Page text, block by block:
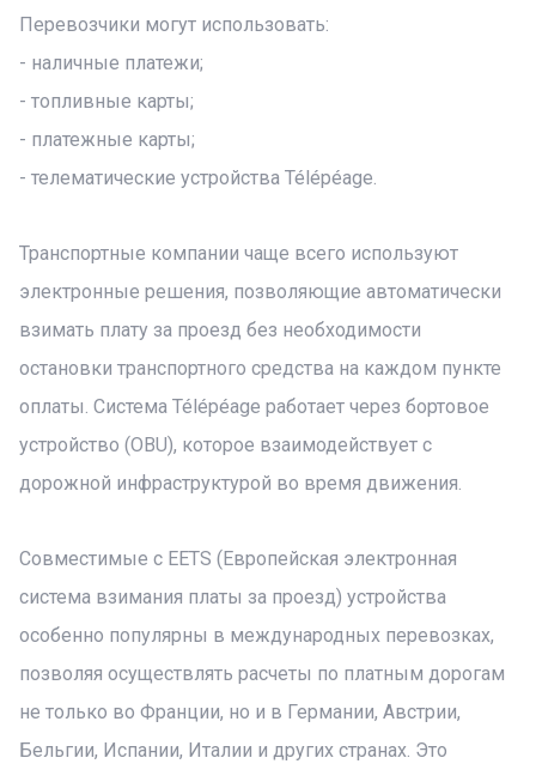
Перевозчики могут использовать:
- наличные платежи;
- топливные карты;
- платежные карты;
- телематические устройства Télépéage.
Транспортные компании чаще всего используют
электронные решения, позволяющие автоматически
взимать плату за проезд без необходимости
остановки транспортного средства на каждом пункте
оплаты. Система Télépéage работает через бортовое
устройство (OBU), которое взаимодействует с
дорожной инфраструктурой во время движения.
Совместимые с EETS (Европейская электронная
система взимания платы за проезд) устройства
особенно популярны в международных перевозках,
позволяя осуществлять расчеты по платным дорогам
не только во Франции, но и в Германии, Австрии,
Бельгии, Испании, Италии и других странах. Это